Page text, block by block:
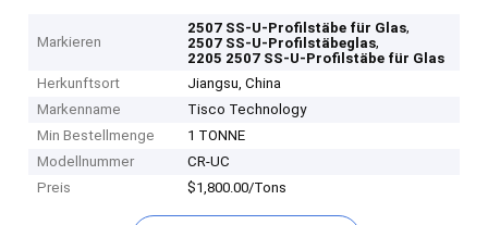
Markieren
2507 SS-U-Profilstäbe für Glas,
2507 SS-U-Profilstäbeglas,
2205 2507 SS-U-Profilstäbe für Glas
Herkunftsort
Jiangsu, China
Markenname
Tisco Technology
Min Bestellmenge
1 TONNE
Modellnummer
CR-UC
Preis
$1,800.00/Tons